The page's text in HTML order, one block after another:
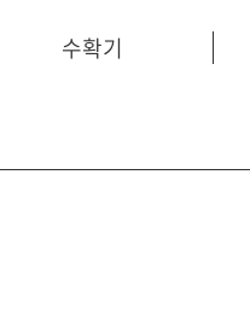
수확기